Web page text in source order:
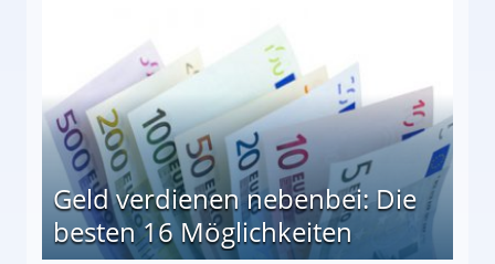
Geld verdienen nebenbei: Die
besten 16 Möglichkeiten